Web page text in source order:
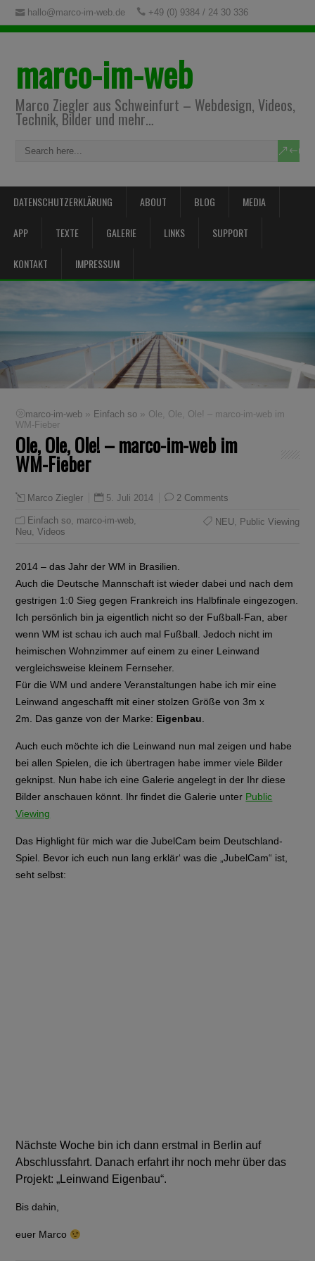
hallo@marco-im-web.de +49 (0) 9384 / 24 30 336
marco-im-web
Marco Ziegler aus Schweinfurt – Webdesign, Videos,
Technik, Bilder und mehr…
DATENSCHUTZERKLÄRUNG ABOUT BLOG MEDIA
APP TEXTE GALERIE LINKS SUPPORT
KONTAKT IMPRESSUM
marco-im-web » Einfach so » Ole, Ole, Ole! – marco-im-web im
WM-Fieber
Ole, Ole, Ole! – marco-im-web im
WM-Fieber
Marco Ziegler 5. Juli 2014 2 Comments
Einfach so, marco-im-web,
Neu,Videos
NEU, Public Viewing
2014 – das Jahr der WM in Brasilien.
Auch die Deutsche Mannschaft ist wieder dabei und nach dem
gestrigen 1:0 Sieg gegen Frankreich ins Halbfinale eingezogen.
Ich persönlich bin ja eigentlich nicht so der Fußball-Fan, aber
wenn WM ist schau ich auch mal Fußball. Jedoch nicht im
heimischen Wohnzimmer auf einem zu einer Leinwand
vergleichsweise kleinem Fernseher.
Für die WM und andere Veranstaltungen habe ich mir eine
Leinwand angeschafft mit einer stolzen Größe von 3m x
2m. Das ganze von der Marke: Eigenbau
Auch euch möchte ich die Leinwand nun mal zeigen und habe
bei allen Spielen, die ich übertragen habe immer viele Bilder
geknipst. Nun habe ich eine Galerie angelegt in der Ihr diese
Bilder anschauen könnt. Ihr findet die Galerie unter Public
Viewing
Das Highlight für mich war die JubelCam beim Deutschland-
Spiel. Bevor ich euch nun lang erklär‘ was die „JubelCam“ ist,
seht selbst:
Nächste Woche bin ich dann erstmal in Berlin auf
Abschlussfahrt. Danach erfahrt ihr noch mehr über das
Projekt: „Leinwand Eigenbau“.
Bis dahin,
euer Marco